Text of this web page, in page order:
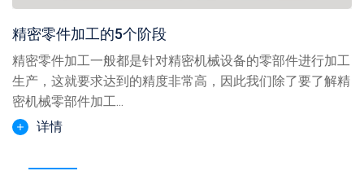
精密零件加工的5个阶段
精密零件加工一般都是针对精密机械设备的零部件进行加工
生产，这就要求达到的精度非常高，因此我们除了要了解精
密机械零部件加工...
详情